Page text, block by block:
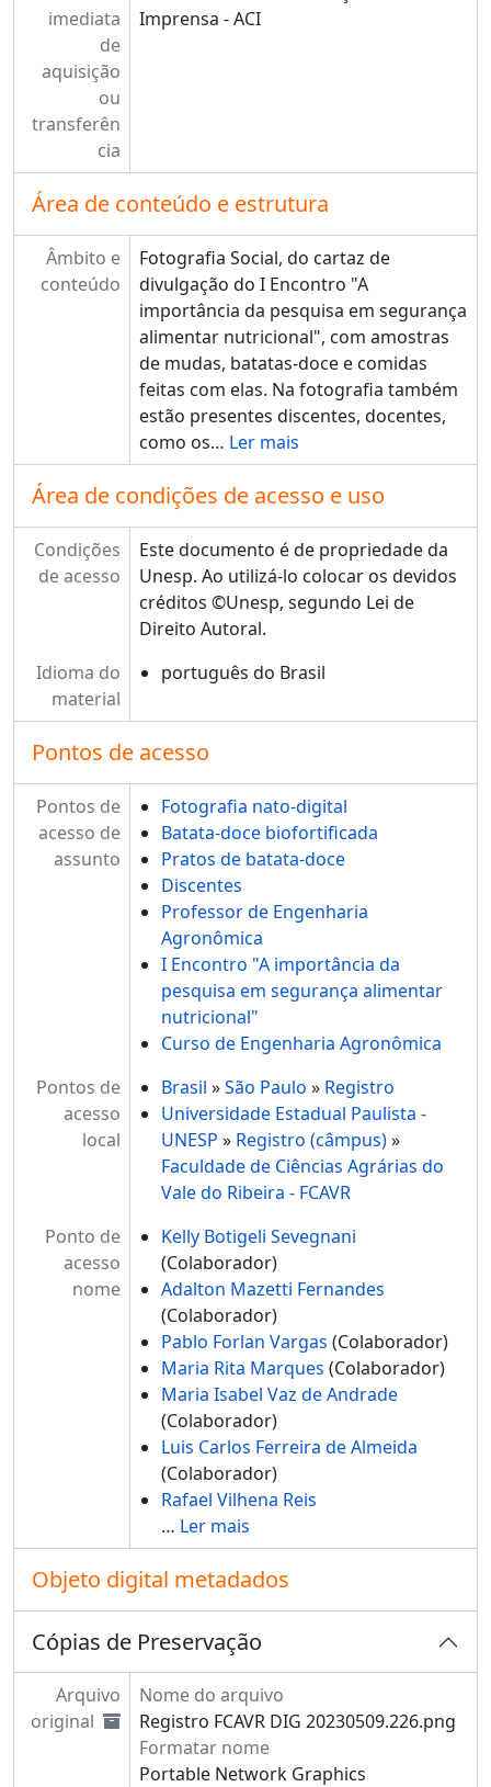
imediata
de
aquisição
ou
transferên
cia
Imprensa - ACI
Área de conteúdo e estrutura
Âmbito e
conteúdo
Fotografia Social, do cartaz de
divulgação do I Encontro "A
importância da pesquisa em segurança
alimentar nutricional", com amostras
de mudas, batatas-doce e comidas
feitas com elas. Na fotografia também
estão presentes discentes, docentes,
como os… Ler mais
Área de condições de acesso e uso
Condições
de acesso
Este documento é de propriedade da
Unesp. Ao utilizá-lo colocar os devidos
créditos ©Unesp, segundo Lei de
Direito Autoral.
Idioma do
material
português do Brasil
Pontos de acesso
Pontos de
acesso de
assunto
Fotografia nato-digital
Batata-doce biofortificada
Pratos de batata-doce
Discentes
Professor de Engenharia
Agronômica
I Encontro "A importância da
pesquisa em segurança alimentar
nutricional"
Curso de Engenharia Agronômica
Pontos de
acesso
local
Brasil »São Paulo » Registro
Universidade Estadual Paulista -
UNESP » Registro (câmpus)»
Faculdade de Ciências Agrárias do
Vale do Ribeira - FCAVR
Ponto de
acesso
nome
Kelly Botigeli Sevegnani
(Colaborador)
Adalton Mazetti Fernandes
(Colaborador)
Pablo Forlan Vargas (Colaborador)
Maria Rita Marques (Colaborador)
Maria Isabel Vaz de Andrade
(Colaborador)
Luis Carlos Ferreira de Almeida
(Colaborador)
Rafael Vilhena Reis
… Ler mais
Objeto digital metadados
Cópias de Preservação
Arquivo
original
Nome do arquivo
Registro FCAVR DIG 20230509.226.png
Formatar nome
Portable Network Graphics